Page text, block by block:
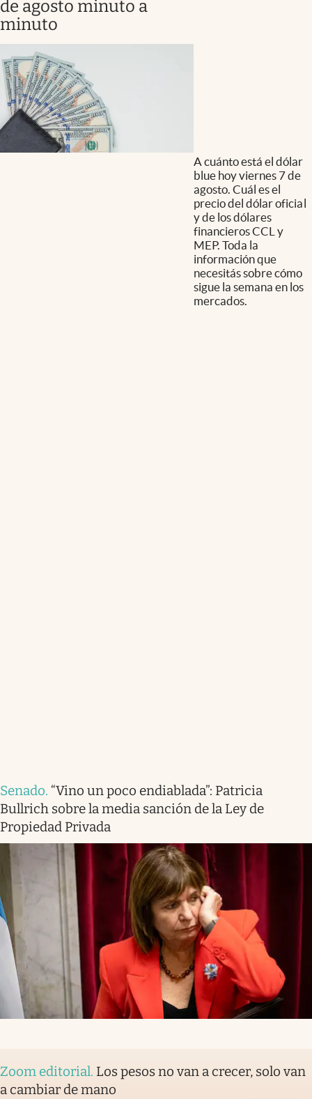
de agosto minuto a
minuto
A cuánto está el dólar
blue hoy viernes 7 de
agosto. Cuál es el
precio del dólar oficial
y de los dólares
financieros CCL y
MEP. Toda la
información que
necesitás sobre cómo
sigue la semana en los
mercados.
Senado. “Vino un poco endiablada”: Patricia
Bullrich sobre la media sanción de la Ley de
Propiedad Privada
Zoom editorial. Los pesos no van a crecer, solo van
a cambiar de mano